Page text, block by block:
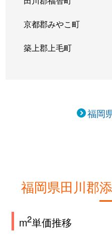
京都郡みやこ町
築上郡上毛町
福岡
福岡県田川郡
m2単価推移